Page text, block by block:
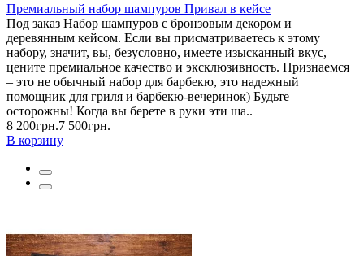
Премиальный набор шампуров Привал в кейсе
Под заказ Набор шампуров с бронзовым декором и
деревянным кейсом. Если вы присматриваетесь к этому
набору, значит, вы, безусловно, имеете изысканный вкус,
цените премиальное качество и эксклюзивность. Признаемся
– это не обычный набор для барбекю, это надежный
помощник для гриля и барбекю-вечеринок) Будьте
осторожны! Когда вы берете в руки эти ша..
8 200грн.7 500грн.
В корзину